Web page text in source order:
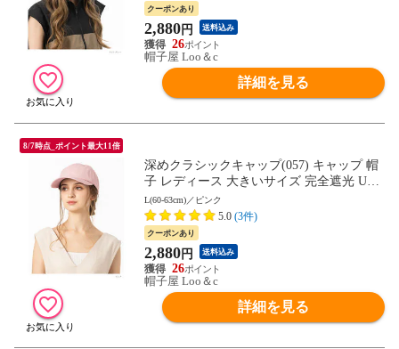
クーポンあり
2,880円 送料込み
26
帽子屋 Loo＆c
詳細を見る
8/7時点_ポイント最大11倍
深めクラシックキャップ(057) キャップ 帽
子 レディース 大きいサイズ 完全遮光 UV
カット つば広 自転車 日よけ かぶーる日傘
母の日
L(60-63cm)／ピンク
5.0 (3件)
クーポンあり
2,880円 送料込み
26
帽子屋 Loo＆c
詳細を見る